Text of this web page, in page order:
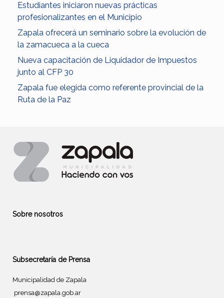
Estudiantes iniciaron nuevas prácticas
profesionalizantes en el Municipio
Zapala ofrecerá un seminario sobre la evolución de
la zamacueca a la cueca
Nueva capacitación de Liquidador de Impuestos
junto al CFP 30
Zapala fue elegida como referente provincial de la
Ruta de la Paz
Sobre nosotros
Subsecretaría de Prensa
Municipalidad de Zapala
prensa@zapala.gob.ar